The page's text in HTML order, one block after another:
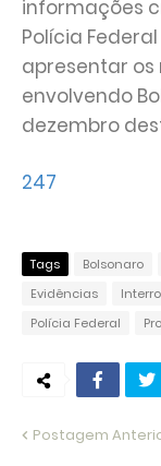
informações
Polícia
apresentar os
envolvendo
dezembro
247
Tags Bolsonaro
Evidências
Polícia Federal
Postagem